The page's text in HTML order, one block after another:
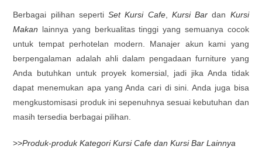
Berbagai pilihan sepertiSet Kursi Cafe, Kursi Bar dan Kursi
Makan lainnya yang berkualitas tinggi yang semuanya cocok
untuk tempat perhotelan modern. Manajer akun kami yang
berpengalaman adalah ahli dalam pengadaan furniture yang
Anda butuhkan untuk proyek komersial, jadi jika Anda tidak
dapat menemukan apa yang Anda cari di sini. Anda juga bisa
mengkustomisasi produk ini sepenuhnya sesuai kebutuhan dan
masih tersedia berbagai pilihan.
>>Produk-produk Kategori Kursi Cafe dan Kursi Bar Lainnya